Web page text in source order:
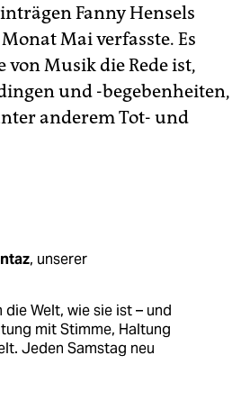
Fanny Hensels
Mai verfasste. Es
Musik die Rede ist,
und -begebenheiten,
anderem Tot- und
, unserer
Welt, wie sie ist – und
mit Stimme, Haltung
Jeden Samstag neu